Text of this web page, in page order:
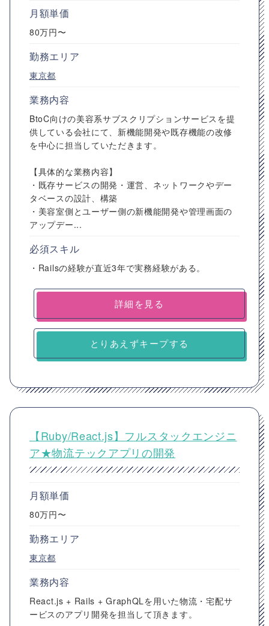
月額単価
80万円〜
勤務エリア
東京都
業務内容
BtoC向けの美容系サブスクリプションサービスを提
供している会社にて、新機能開発や既存機能の改修
を中心に担当していただきます。
【具体的な業務内容】
・既存サービスの開発・運営、ネットワークやデー
タベースの設計、構築
・美容室側とユーザー側の新機能開発や管理画面の
アップデー...
必須スキル
・Railsの経験が直近3年で実務経験がある。
詳細を見る
とりあえずキープする
【Ruby/React.js】フルスタックエンジニ
ア★物流テックアプリの開発
月額単価
80万円〜
勤務エリア
東京都
業務内容
React.js + Rails + GraphQLを用いた物流・宅配サ
ービスのアプリ開発を担当して頂きます。